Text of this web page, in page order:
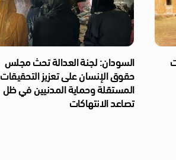
السودان: لجنة العدالة تحث مجلس
حقوق الإنسان على تعزيز التحقيقات
المستقلة وحماية المدنيين في ظل
تصاعد الانتهاكات